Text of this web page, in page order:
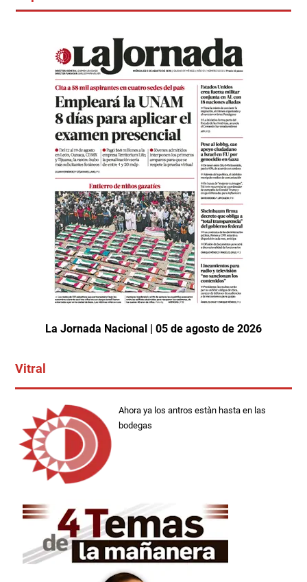
La Jornada Nacional | 05 de agosto de 2026
Vitral
Ahora ya los antros estàn hasta en las
bodegas